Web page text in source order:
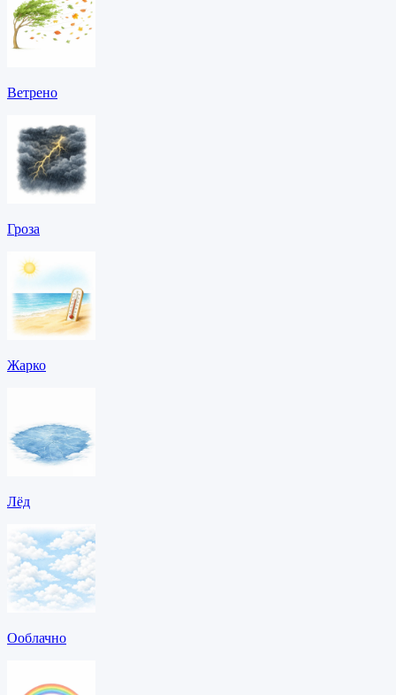
Ветрено
Гроза
Жарко
Лёд
Ооблачно